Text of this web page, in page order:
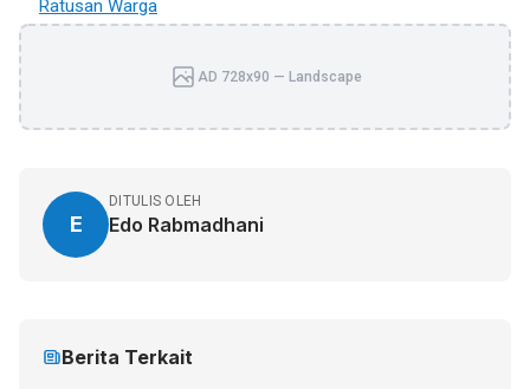
AD 728x90 — Landscape
E
DITULIS OLEH
Edo Rabmadhani
Berita Terkait